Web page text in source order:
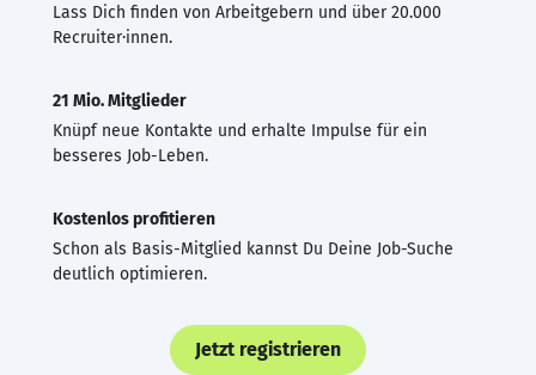
Lass Dich finden von Arbeitgebern und über 20.000
Recruiter·innen.
21 Mio. Mitglieder
Knüpf neue Kontakte und erhalte Impulse für ein
besseres Job-Leben.
Kostenlos profitieren
Schon als Basis-Mitglied kannst Du Deine Job-Suche
deutlich optimieren.
Jetzt registrieren